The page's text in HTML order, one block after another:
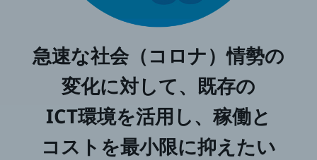
旬な話題やお役立ち資料などDXの課題を
解決するヒントをお届けする記事サイト
新着記事
お役立ち資料ダウンロード
トレンド記事特集
中堅中小企業向け
サービス・ソリューション
課題やニーズに合ったサービスをご紹介し、
中堅中小企業のビジネスをサポート！
急速な社会（コロナ）情勢の
変化に対して、既存の
ICT環境を活用し、稼働と
コストを最小限に抑えたい